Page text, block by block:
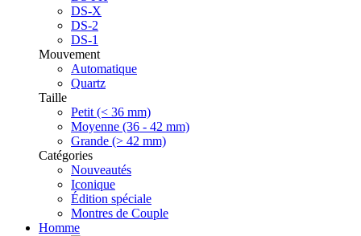
DS-X
DS-2
DS-1
Mouvement
Automatique
Quartz
Taille
Petit (< 36 mm)
Moyenne (36 - 42 mm)
Grande (> 42 mm)
Catégories
Nouveautés
Iconique
Édition spéciale
Montres de Couple
Homme